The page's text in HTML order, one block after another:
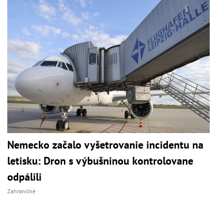
Nemecko začalo vyšetrovanie incidentu na
letisku: Dron s výbušninou kontrolovane
odpálili
Zahraničné